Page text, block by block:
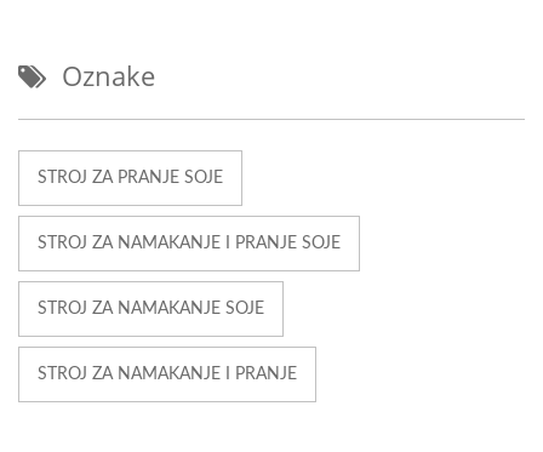
Oznake
STROJ ZA PRANJE SOJE
STROJ ZA NAMAKANJE I PRANJE SOJE
STROJ ZA NAMAKANJE SOJE
STROJ ZA NAMAKANJE I PRANJE